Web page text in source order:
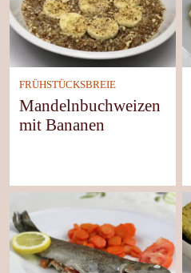
FRÜHSTÜCKSBREIE
Mandelnbuchweizen
mit Bananen